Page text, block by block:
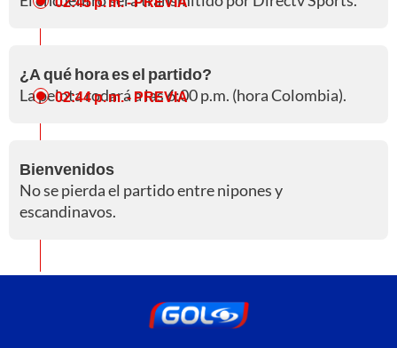
¿A qué hora es el partido?
La pelota rodará a las 6:00 p.m. (hora Colombia).
02:44 p. m.- PREVIA
Bienvenidos
No se pierda el partido entre nipones y
escandinavos.